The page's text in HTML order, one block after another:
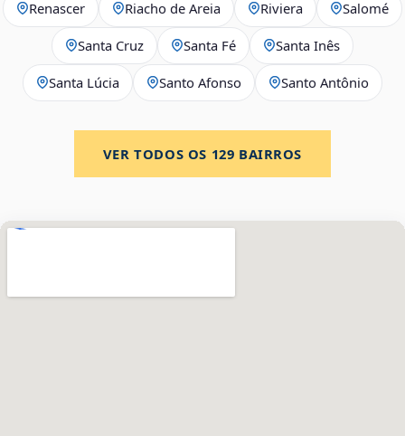
Renascer Riacho de Areia Riviera Salomé
Santa Cruz Santa Fé Santa Inês
Santa Lúcia Santo Afonso Santo Antônio
VER TODOS OS 129 BAIRROS